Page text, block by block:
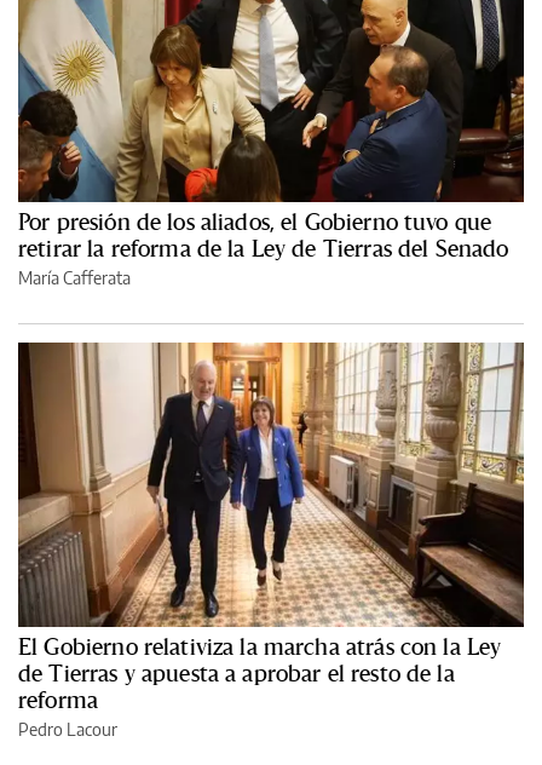
Por presión de los aliados, el Gobierno tuvo que
retirar la reforma de la Ley de Tierras del Senado
María Cafferata
El Gobierno relativiza la marcha atrás con la Ley
de Tierras y apuesta a aprobar el resto de la
reforma
Pedro Lacour